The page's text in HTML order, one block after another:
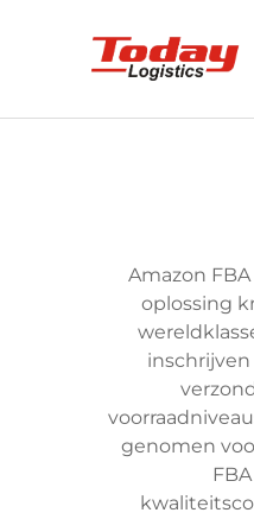
Amazon
oplossing
genomen